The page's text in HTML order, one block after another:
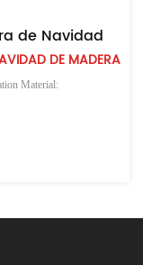
de Navidad
DE MADERA
Fiesta de madera，Adorno, Homeldecoration Material: